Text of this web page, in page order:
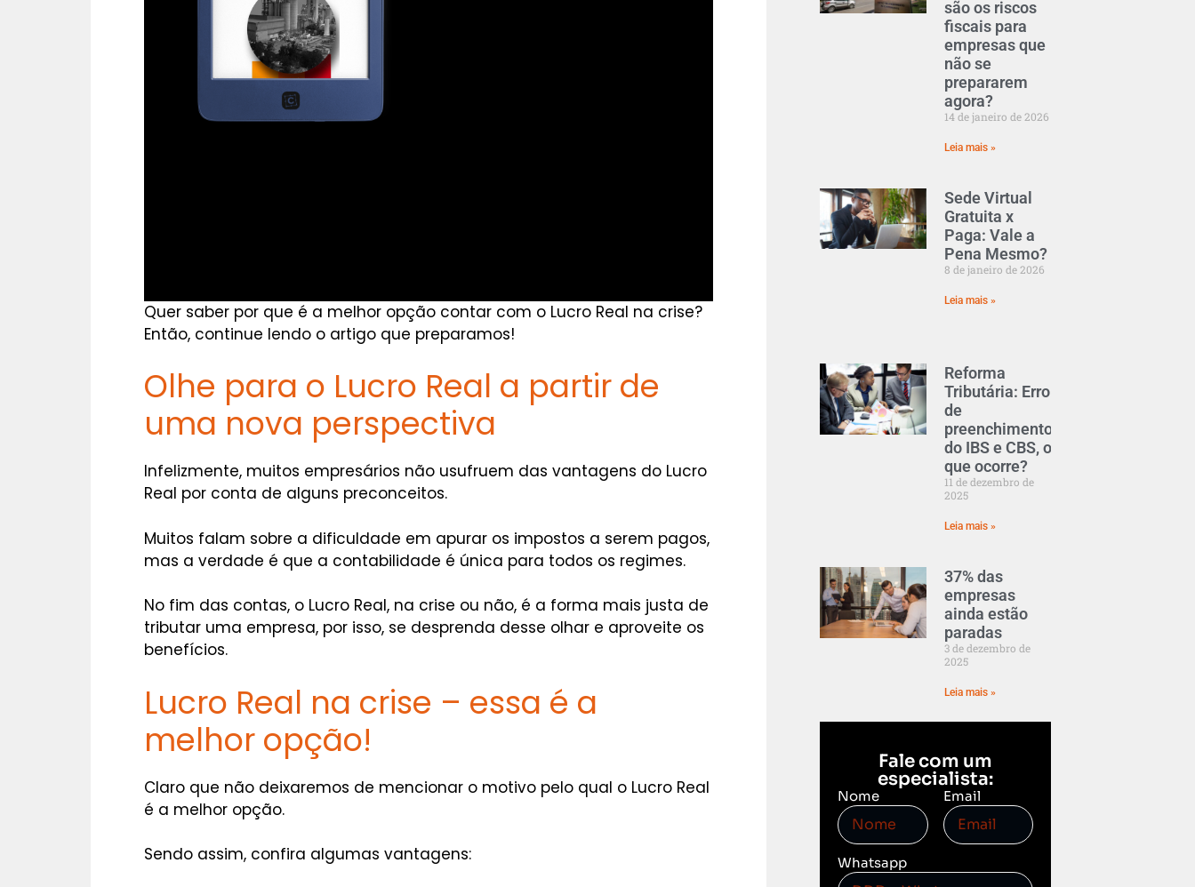
são os riscos
fiscais para
empresas que
não se
prepararem
agora?
14 de janeiro de 2026
Leia mais »
Sede Virtual
Gratuita x
Paga: Vale a
Pena Mesmo?
8 de janeiro de 2026
Leia mais »
Reforma
Tributária: Erro
de
preenchimento
do IBS e CBS, o
que ocorre?
11 de dezembro de
2025
Leia mais »
37% das
empresas
ainda estão
paradas
3 de dezembro de
2025
Leia mais »
Fale com um
especialista:
Nome Email
Whatsapp
Quer saber por que é a melhor opção contar com o Lucro Real na crise?
Então, continue lendo o artigo que preparamos!
Olhe para o Lucro Real a partir de
uma nova perspectiva
Infelizmente, muitos empresários não usufruem das vantagens do Lucro
Real por conta de alguns preconceitos.
Muitos falam sobre a dificuldade em apurar os impostos a serem pagos,
mas a verdade é que a contabilidade é única para todos os regimes.
No fim das contas, o Lucro Real, na crise ou não, é a forma mais justa de
tributar uma empresa, por isso, se desprenda desse olhar e aproveite os
benefícios.
Lucro Real na crise – essa é a
melhor opção!
Claro que não deixaremos de mencionar o motivo pelo qual o Lucro Real
é a melhor opção.
Sendo assim, confira algumas vantagens: